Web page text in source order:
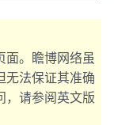
面。瞻博网络虽
无法保证其准确
，请参阅英文版